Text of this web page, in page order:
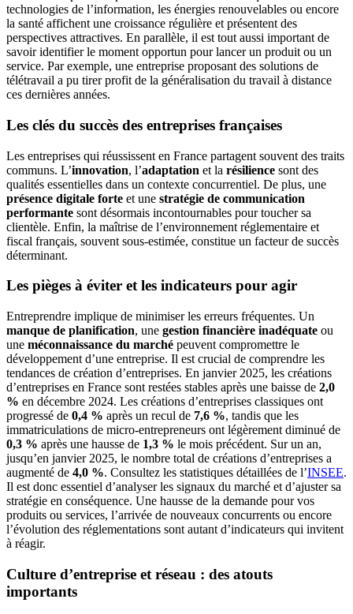
technologies de l’information, les énergies renouvelables ou encore
la santé affichent une croissance régulière et présentent des
perspectives attractives. En parallèle, il est tout aussi important de
savoir identifier le moment opportun pour lancer un produit ou un
service. Par exemple, une entreprise proposant des solutions de
télétravail a pu tirer profit de la généralisation du travail à distance
ces dernières années.
Les clés du succès des entreprises françaises
Les entreprises qui réussissent en France partagent souvent des traits
communs. L’innovation, l’adaptation et la résilience sont des
qualités essentielles dans un contexte concurrentiel. De plus, une
présence digitale forte et une stratégie de communication
performante sont désormais incontournables pour toucher sa
clientèle. Enfin, la maîtrise de l’environnement réglementaire et
fiscal français, souvent sous-estimée, constitue un facteur de succès
déterminant.
Les pièges à éviter et les indicateurs pour agir
Entreprendre implique de minimiser les erreurs fréquentes. Un
manque de planification, une gestion financière inadéquate ou
une méconnaissance du marché peuvent compromettre le
développement d’une entreprise. Il est crucial de comprendre les
tendances de création d’entreprises. En janvier 2025, les créations
d’entreprises en France sont restées stables après une baisse de 2,0
% en décembre 2024. Les créations d’entreprises classiques ont
progressé de 0,4 % après un recul de 7,6 %, tandis que les
immatriculations de micro-entrepreneurs ont légèrement diminué de
0,3 % après une hausse de 1,3 % le mois précédent. Sur un an,
jusqu’en janvier 2025, le nombre total de créations d’entreprises a
augmenté de 4,0 %. Consultez les statistiques détaillées de l’INSEE.
Il est donc essentiel d’analyser les signaux du marché et d’ajuster sa
stratégie en conséquence. Une hausse de la demande pour vos
produits ou services, l’arrivée de nouveaux concurrents ou encore
l’évolution des réglementations sont autant d’indicateurs qui invitent
à réagir.
Culture d’entreprise et réseau : des atouts
importants